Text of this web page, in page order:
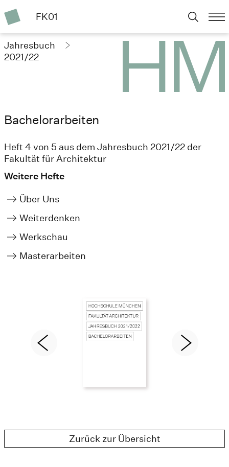
FK01
Jahresbuch
2021/22
Bachelorarbeiten
Heft 4 von 5 aus dem Jahresbuch 2021/22 der
Fakultät für Architektur
Weitere Hefte
Über Uns
Weiterdenken
Werkschau
Masterarbeiten
Zurück zur Übersicht